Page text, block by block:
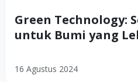
Green Technology:
untuk Bumi yang
16 Agustus 2024